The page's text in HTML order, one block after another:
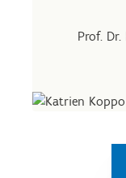
Prof.